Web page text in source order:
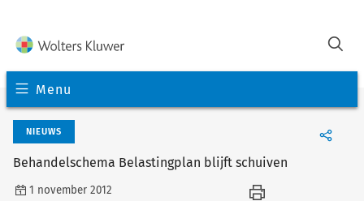
Menu
NIEUWS
Behandelschema Belastingplan blijft schuiven
1 november 2012